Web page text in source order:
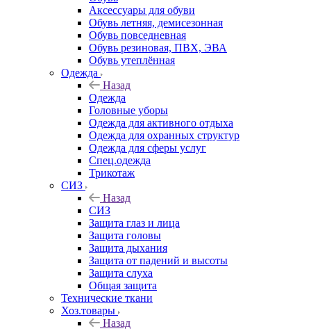
Аксессуары для обуви
Обувь летняя, демисезонная
Обувь повседневная
Обувь резиновая, ПВХ, ЭВА
Обувь утеплённая
Одежда
Назад
Одежда
Головные уборы
Одежда для активного отдыха
Одежда для охранных структур
Одежда для сферы услуг
Спец.одежда
Трикотаж
СИЗ
Назад
СИЗ
Защита глаз и лица
Защита головы
Защита дыхания
Защита от падений и высоты
Защита слуха
Общая защита
Технические ткани
Хоз.товары
Назад